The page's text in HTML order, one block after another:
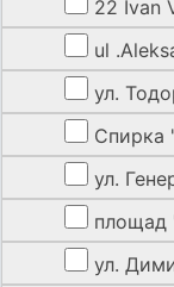
22 Ivan
ul
ул.
Спирка
ул.
площад
ул.